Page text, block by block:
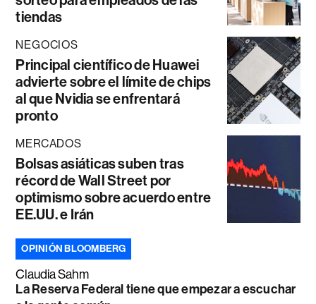
tiendas
NEGOCIOS
Principal científico de Huawei
advierte sobre el límite de chips
al que Nvidia se enfrentará
pronto
MERCADOS
Bolsas asiáticas suben tras
récord de Wall Street por
optimismo sobre acuerdo entre
EE.UU. e Irán
OPINIÓN BLOOMBERG
Claudia Sahm
La Reserva Federal tiene que empezar a escuchar